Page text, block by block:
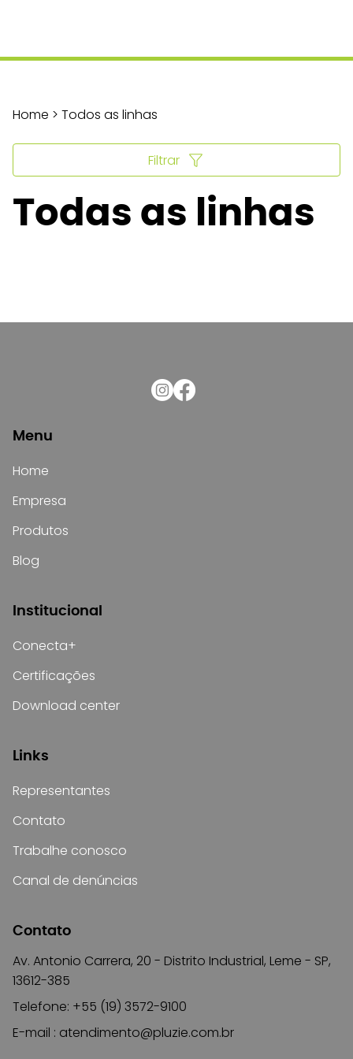
Todas as linhas
Home > Todos as linhas
Filtrar
Menu
Home
Empresa
Produtos
Blog
Institucional
Conecta+
Certificações
Download center
Links
Representantes
Contato
Trabalhe conosco
Canal de denúncias
Contato
Av. Antonio Carrera, 20 - Distrito Industrial, Leme - SP,
13612-385
Telefone: +55 (19) 3572-9100
E-mail : atendimento@pluzie.com.br